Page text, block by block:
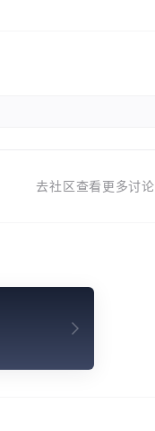
去社区查看更多讨论